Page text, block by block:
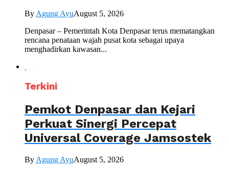
ByAgung AyuAugust 5, 2026
Denpasar – Pemerintah Kota Denpasar terus mematangkan
rencana penataan wajah pusat kota sebagai upaya
menghadirkan kawasan...
Terkini
Pemkot Denpasar dan Kejari
Perkuat Sinergi Percepat
Universal Coverage Jamsostek
By Agung AyuAugust 5, 2026